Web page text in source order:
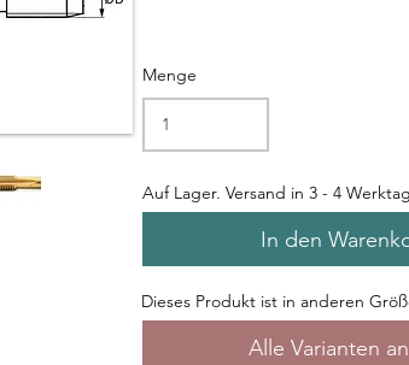
Menge
Auf Lager. Versand in 3 - 4
In den
Dieses Produkt ist in anderen
Alle Varianten